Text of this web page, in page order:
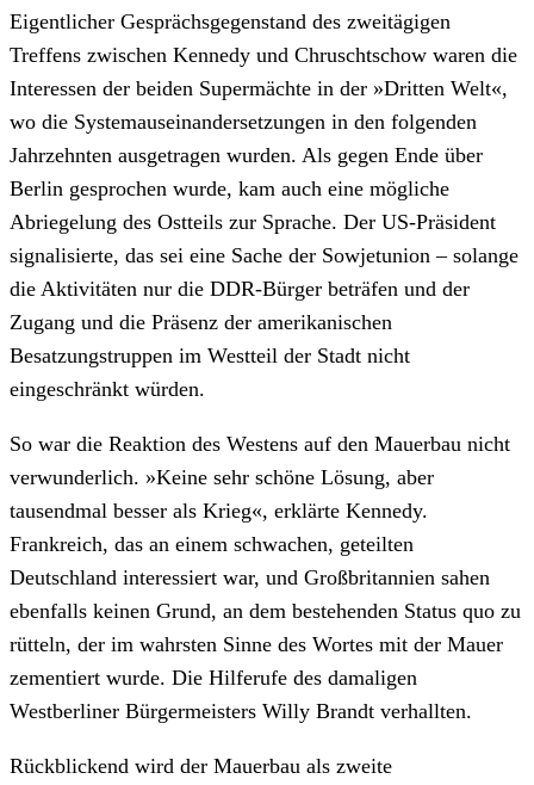
Eigentlicher Gesprächsgegenstand des zweitägigen
Treffens zwischen Kennedy und Chruschtschow waren die
Interessen der beiden Supermächte in der »Dritten Welt«,
wo die Systemauseinandersetzungen in den folgenden
Jahrzehnten ausgetragen wurden. Als gegen Ende über
Berlin gesprochen wurde, kam auch eine mögliche
Abriegelung des Ostteils zur Sprache. Der US-Präsident
signalisierte, das sei eine Sache der Sowjetunion – solange
die Aktivitäten nur die DDR-Bürger beträfen und der
Zugang und die Präsenz der amerikanischen
Besatzungstruppen im Westteil der Stadt nicht
eingeschränkt würden.
So war die Reaktion des Westens auf den Mauerbau nicht
verwunderlich. »Keine sehr schöne Lösung, aber
tausendmal besser als Krieg«, erklärte Kennedy.
Frankreich, das an einem schwachen, geteilten
Deutschland interessiert war, und Großbritannien sahen
ebenfalls keinen Grund, an dem bestehenden Status quo zu
rütteln, der im wahrsten Sinne des Wortes mit der Mauer
zementiert wurde. Die Hilferufe des damaligen
Westberliner Bürgermeisters Willy Brandt verhallten.
Rückblickend wird der Mauerbau als zweite